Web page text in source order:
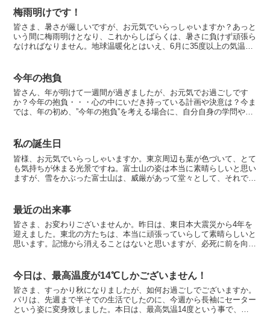
梅雨明けです！
皆さま、暑さが厳しいですが、お元気でいらっしゃいますか？あっと
いう間に梅雨明けとなり、これからしばらくは、暑さに負けず頑張ら
なければなりません。地球温暖化とはいえ、6月に35度以上の気温と
今年の抱負
皆さん、年が明けて一週間が過ぎましたが、お元気でお過ごしです
か？今年の抱負・・・心の中にいだき持っている計画や決意は？今ま
では、年の初め、”今年の抱負”を考える場合に、自分自身の学問や仕
私の誕生日
皆様、お元気でいらっしゃいますか。東京周辺も葉が色づいて、とて
も気持ちが休まる光景ですね。富士山の姿は本当に素晴らしいと思い
ますが、雪をかぶった富士山は、威厳があって堂々として、それでい
最近の出来事
皆さま、お変わりございませんか。昨日は、東日本大震災から4年を
迎えました。東北の方たちは、本当に頑張っていらして素晴らしいと
思います。記憶から消えることはないと思いますが、必死に前を向い
今日は、最高温度が14℃しかございません！
皆さま、すっかり秋になりましたが、如何お過ごしでございますか。
パリは、先週まで半そでの生活でしたのに、今週から長袖にセーター
という姿に変身致しました。本日は、最高気温14度という事で、暖